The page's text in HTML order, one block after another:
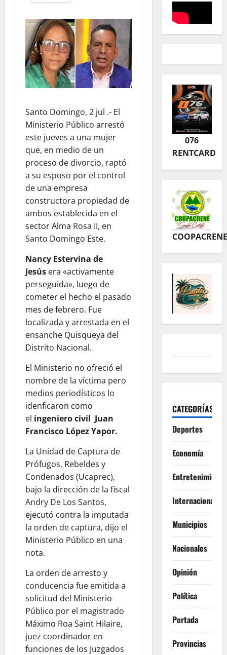
Santo Domingo, 2 jul .- El
Ministerio Público arrestó
este jueves a una mujer
que, en medio de un
proceso de divorcio, raptó
a su esposo por el control
de una empresa
constructora propiedad de
ambos establecida en el
sector Alma Rosa II, en
Santo Domingo Este.
Nancy Estervina de
Jesús era «activamente
perseguida», luego de
cometer el hecho el pasado
mes de febrero. Fue
localizada y arrestada en el
ensanche Quisqueya del
Distrito Nacional.
El Ministerio no ofreció el
nombre de la víctima pero
medios periodísticos lo
idenficaron como
el ingeniero civil Juan
Francisco López Yapor.
La Unidad de Captura de
Prófugos, Rebeldes y
Condenados (Ucaprec),
bajo la dirección de la fiscal
Andry De Los Santos,
ejecutó contra la imputada
la orden de captura, dijo el
Ministerio Público en una
nota.
La orden de arresto y
conducencia fue emitida a
solicitud del Ministerio
Público por el magistrado
Máximo Roa Saint Hilaire,
juez coordinador en
funciones de los Juzgados
076
RENTCARD
COOPACRENE
CATEGORÍAS
Deportes
Economía
Entretenimiento
Internacionales
Municipios
Nacionales
Opinión
Política
Portada
Provincias